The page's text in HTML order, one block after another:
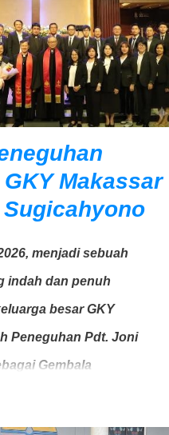
Makassar
menjadi sebuah
indah dan penuh
besar GKY
Peneguhan Pdt. Joni
Gembala